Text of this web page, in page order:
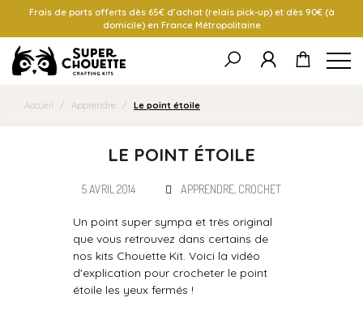
Frais de ports offerts dès 65€ d’achat (relais pick-up) et dès 90€ (à
domicile) en France Métropolitaine
Accueil / Apprendre / Le point étoile
LE POINT ÉTOILE
5 AVRIL 2014 APPRENDRE, CROCHET
Un point super sympa et très original
que vous retrouvez dans certains de
nos kits Chouette Kit. Voici la vidéo
d'explication pour crocheter le point
étoile les yeux fermés !